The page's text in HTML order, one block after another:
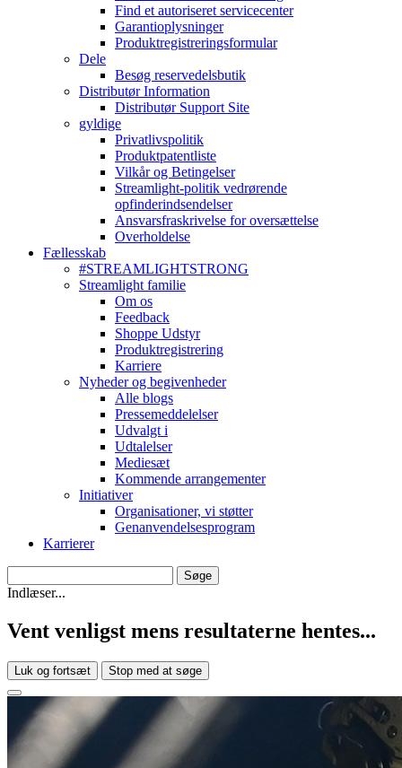
Find et autoriseret servicecenter
Garantioplysninger
Produktregistreringsformular
Dele
Besøg reservedelsbutik
Distributør Information
Distributør Support Site
gyldige
Privatlivspolitik
Produktpatentliste
Vilkår og Betingelser
Streamlight-politik vedrørende
opfinderindsendelser
Ansvarsfraskrivelse for oversættelse
Overholdelse
Fællesskab
#STREAMLIGHTSTRONG
Streamlight familie
Om os
Feedback
Shoppe Udstyr
Produktregistrering
Karriere
Nyheder og begivenheder
Alle blogs
Pressemeddelelser
Udvalgt i
Udtalelser
Mediesæt
Kommende arrangementer
Initiativer
Organisationer, vi støtter
Genanvendelsesprogram
Karrierer
Indlæser...
Vent venligst mens resultaterne hentes...
Luk og fortsæt Stop med at søge